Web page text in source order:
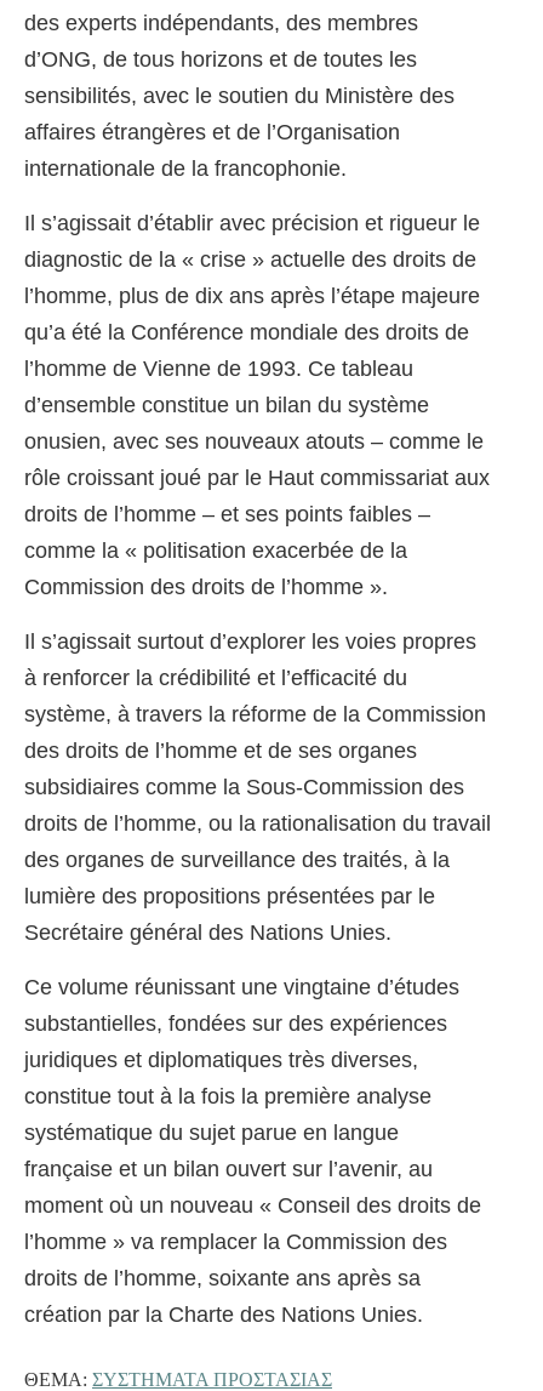
des experts indépendants, des membres
d’ONG, de tous horizons et de toutes les
sensibilités, avec le soutien du Ministère des
affaires étrangères et de l’Organisation
internationale de la francophonie.
Il s’agissait d’établir avec précision et rigueur le
diagnostic de la « crise » actuelle des droits de
l’homme, plus de dix ans après l’étape majeure
qu’a été la Conférence mondiale des droits de
l’homme de Vienne de 1993. Ce tableau
d’ensemble constitue un bilan du système
onusien, avec ses nouveaux atouts – comme le
rôle croissant joué par le Haut commissariat aux
droits de l’homme – et ses points faibles –
comme la « politisation exacerbée de la
Commission des droits de l’homme ».
Il s’agissait surtout d’explorer les voies propres
à renforcer la crédibilité et l’efficacité du
système, à travers la réforme de la Commission
des droits de l’homme et de ses organes
subsidiaires comme la Sous-Commission des
droits de l’homme, ou la rationalisation du travail
des organes de surveillance des traités, à la
lumière des propositions présentées par le
Secrétaire général des Nations Unies.
Ce volume réunissant une vingtaine d’études
substantielles, fondées sur des expériences
juridiques et diplomatiques très diverses,
constitue tout à la fois la première analyse
systématique du sujet parue en langue
française et un bilan ouvert sur l’avenir, au
moment où un nouveau « Conseil des droits de
l’homme » va remplacer la Commission des
droits de l’homme, soixante ans après sa
création par la Charte des Nations Unies.
ΘΈΜΑ: ΣΥΣΤΗΜΑΤΑ ΠΡΟΣΤΑΣΙΑΣ